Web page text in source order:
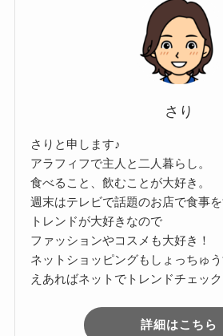
さり
さりと申します♪
アラフィフで主人と二人暮らし。
食べること、飲むことが大好き。
週末はテレビで話題のお店で食事
トレンドが大好きなので
ファッションやコスメも大好き！
ネットショッピングもしょっちゅ
えあればネットでトレンドチェック
詳細はこちら